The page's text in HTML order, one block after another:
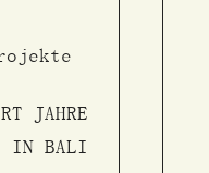
JAHRE
IN BALI